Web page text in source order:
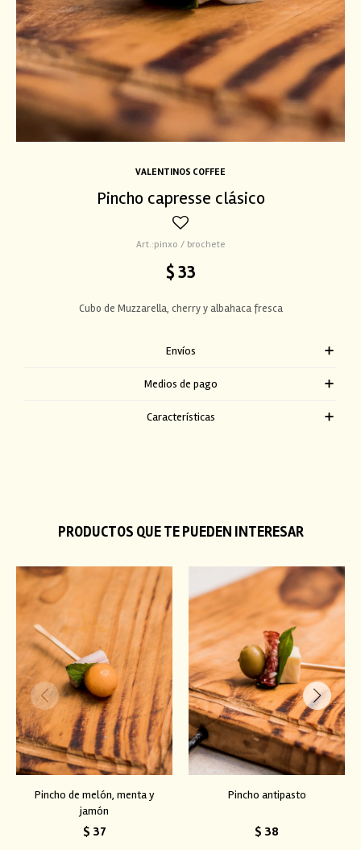
VALENTINOS COFFEE
Pincho capresse clásico
pinxo / brochete
$33
Cubo de Muzzarella, cherry y albahaca fresca
Envíos
Medios de pago
Características
PRODUCTOS QUE TE PUEDEN INTERESAR
Pincho de melón, menta y
jamón
$ 37
Pincho antipasto
$ 38